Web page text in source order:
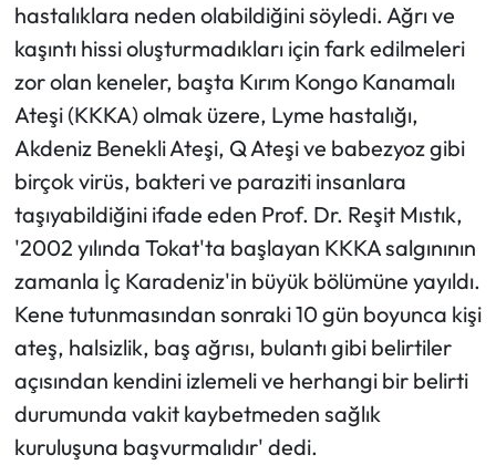
hastalıklara neden olabildiğini söyledi. Ağrı ve
kaşıntı hissi oluşturmadıkları için fark edilmeleri
zor olan keneler, başta Kırım Kongo Kanamalı
Ateşi (KKKA) olmak üzere, Lyme hastalığı,
Akdeniz Benekli Ateşi, Q Ateşi ve babezyoz gibi
birçok virüs, bakteri ve paraziti insanlara
taşıyabildiğini ifade eden Prof. Dr. Reşit Mıstık,
'2002 yılında Tokat'ta başlayan KKKA salgınının
zamanla İç Karadeniz'in büyük bölümüne yayıldı.
Kene tutunmasından sonraki 10 gün boyunca kişi
ateş, halsizlik, baş ağrısı, bulantı gibi belirtiler
açısından kendini izlemeli ve herhangi bir belirti
durumunda vakit kaybetmeden sağlık
kuruluşuna başvurmalıdır' dedi.
Ekonomi
Sağlık
Turizm
Teknoloji